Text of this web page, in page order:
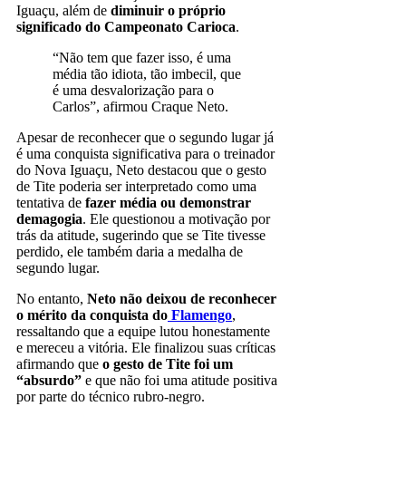
Iguaçu, além de diminuir o próprio
significado do Campeonato Carioca.
“Não tem que fazer isso, é uma
média tão idiota, tão imbecil, que
é uma desvalorização para o
Carlos”, afirmou Craque Neto.
Apesar de reconhecer que o segundo lugar já
é uma conquista significativa para o treinador
do Nova Iguaçu, Neto destacou que o gesto
de Tite poderia ser interpretado como uma
tentativa de fazer média ou demonstrar
demagogia. Ele questionou a motivação por
trás da atitude, sugerindo que se Tite tivesse
perdido, ele também daria a medalha de
segundo lugar.
No entanto, Neto não deixou de reconhecer
o mérito da conquista do Flamengo,
ressaltando que a equipe lutou honestamente
e mereceu a vitória. Ele finalizou suas críticas
afirmando que o gesto de Tite foi um
“absurdo” e que não foi uma atitude positiva
por parte do técnico rubro-negro.